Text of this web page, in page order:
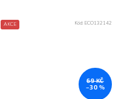
AKCE
69 KČ
–30 %
Kód: ECO132142